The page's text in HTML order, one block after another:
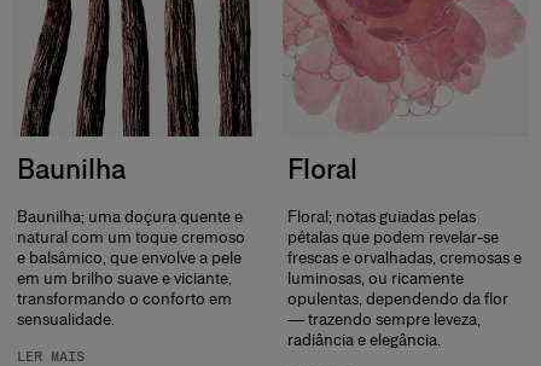
Baunilha
Baunilha; uma doçura quente e
natural com um toque cremoso
e balsâmico, que envolve a pele
em um brilho suave e viciante,
transformando o conforto em
sensualidade.
LER MAIS
Floral
Floral; notas guiadas pelas
pétalas que podem revelar-se
frescas e orvalhadas, cremosas e
luminosas, ou ricamente
opulentas, dependendo da flor
— trazendo sempre leveza,
radiância e elegância.